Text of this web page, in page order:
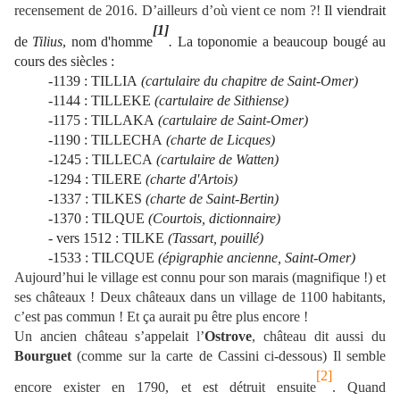
recensement de 2016. D’ailleurs d’où vient ce nom ?!Il viendrait
de Tilius, nom d'homme
[1]
. La toponomie a beaucoup bougé au
cours des siècles :
-1139 : TILLIA (cartulaire du chapitre de Saint-Omer)
-1144 : TILLEKE (cartulaire de Sithiense)
-1175 : TILLAKA (cartulaire de Saint-Omer)
-1190 : TILLECHA (charte de Licques)
-1245 : TILLECA (cartulaire de Watten)
-1294 : TILERE (charte d'Artois)
-1337 : TILKES (charte de Saint-Bertin)
-1370 : TILQUE (Courtois, dictionnaire)
- vers 1512 : TILKE (Tassart, pouillé)
-1533 : TILCQUE (épigraphie ancienne, Saint-Omer)
Aujourd’hui le village est connu pour son marais (magnifique !) et
ses châteaux ! Deux châteaux dans un village de 1100 habitants,
c’est pas commun ! Et ça aurait pu être plus encore !
Un ancien château s’appelait l’Ostrove, château dit aussi du
Bourguet (comme sur la carte de Cassini ci-dessous) Il semble
encore exister en 1790, et est détruit ensuite
[2]
. Quand